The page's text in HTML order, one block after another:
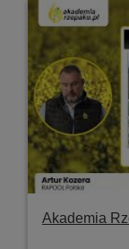
Akademia